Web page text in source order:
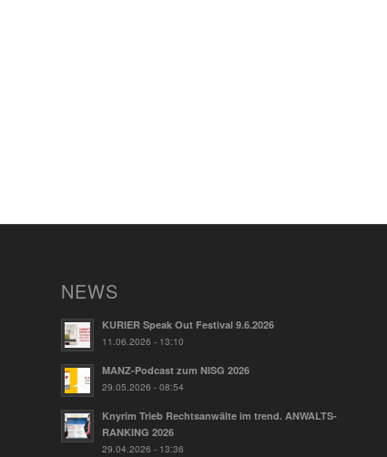
NEWS
KURIER Speak Out Festival 9.6.2026
11.06.2026 - 13:10
MANZ-Podcast zum NISG 2026
29.05.2026 - 08:54
Knyrim Trieb Rechtsanwälte im trend. ANWALTS-
RANKING 2026
29.04.2026 - 13:36